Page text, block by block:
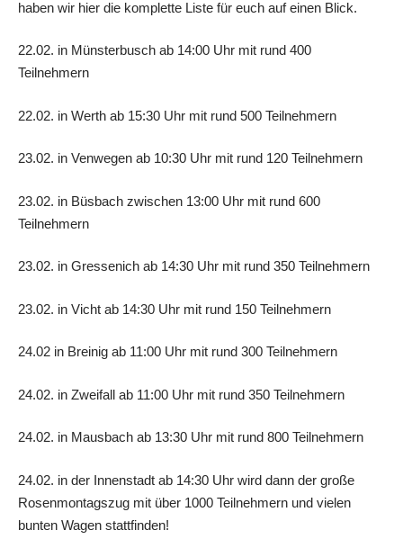
haben wir hier die komplette Liste für euch auf einen Blick.
22.02. in Münsterbusch ab 14:00 Uhr mit rund 400
Teilnehmern
22.02. in Werth ab 15:30 Uhr mit rund 500 Teilnehmern
23.02. in Venwegen ab 10:30 Uhr mit rund 120 Teilnehmern
23.02. in Büsbach zwischen 13:00 Uhr mit rund 600
Teilnehmern
23.02. in Gressenich ab 14:30 Uhr mit rund 350 Teilnehmern
23.02. in Vicht ab 14:30 Uhr mit rund 150 Teilnehmern
24.02 in Breinig ab 11:00 Uhr mit rund 300 Teilnehmern
24.02. in Zweifall ab 11:00 Uhr mit rund 350 Teilnehmern
24.02. in Mausbach ab 13:30 Uhr mit rund 800 Teilnehmern
24.02. in der Innenstadt ab 14:30 Uhr wird dann der große
Rosenmontagszug mit über 1000 Teilnehmern und vielen
bunten Wagen stattfinden!